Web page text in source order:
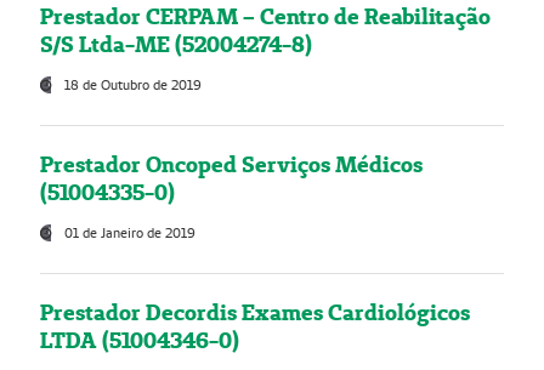
Prestador CERPAM – Centro de Reabilitação
S/S Ltda-ME (52004274-8)
18 de Outubro de 2019
Prestador Oncoped Serviços Médicos
(51004335-0)
01 de Janeiro de 2019
Prestador Decordis Exames Cardiológicos
LTDA (51004346-0)